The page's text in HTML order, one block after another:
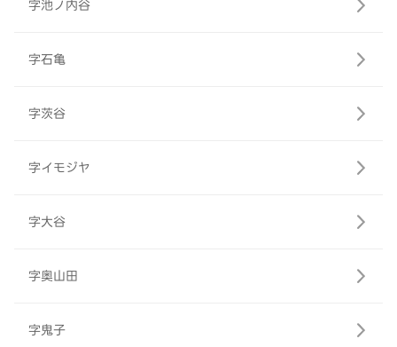
字池ノ内谷
字石亀
字茨谷
字イモジヤ
字大谷
字奥山田
字鬼子